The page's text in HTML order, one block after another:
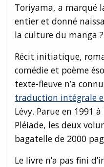
Toriyama, a marqué
entier et donné
la culture du manga ?
Récit initiatique,
comédie et poème
texte-fleuve n’a
traduction intégrale
Lévy. Parue en 1991
Pléiade, les deux
bagatelle de 2000
Le livre n’a pas fini